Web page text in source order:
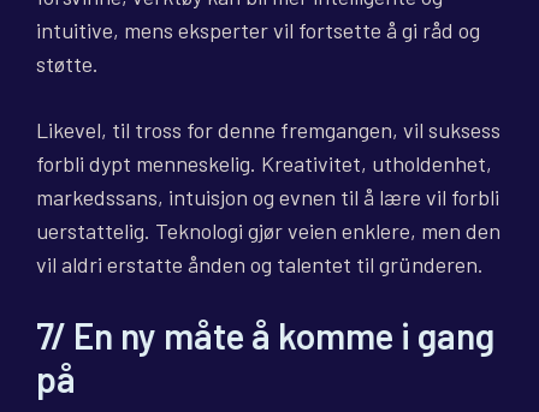
intuitive, mens eksperter vil fortsette å gi råd og
støtte.
Likevel, til tross for denne fremgangen, vil suksess
forbli dypt menneskelig. Kreativitet, utholdenhet,
markedssans, intuisjon og evnen til å lære vil forbli
uerstattelig. Teknologi gjør veien enklere, men den
vil aldri erstatte ånden og talentet til gründeren.
7/ En ny måte å komme i gang
på